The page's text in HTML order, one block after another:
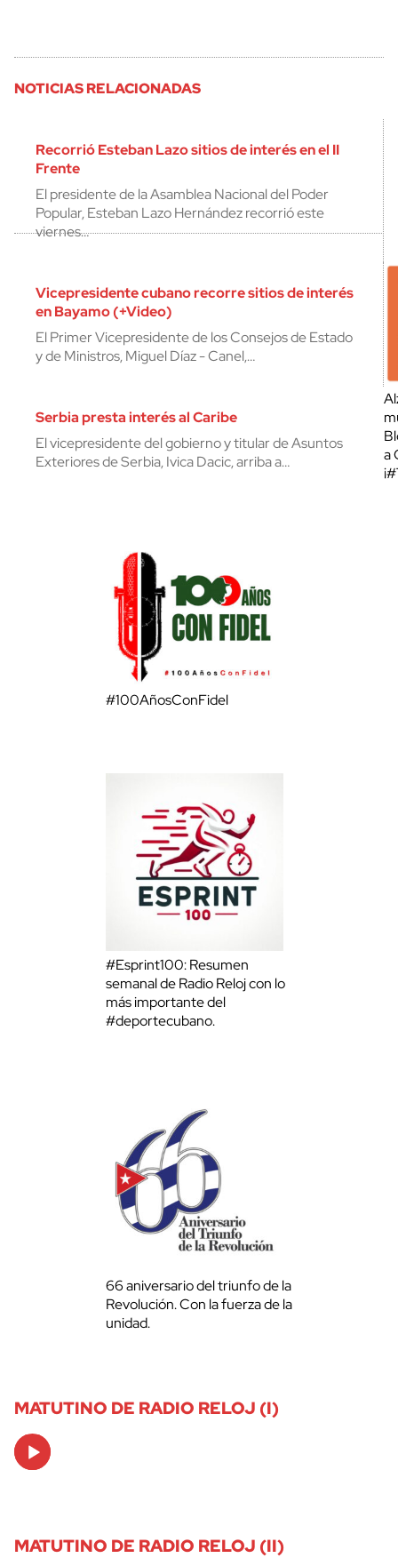
NOTICIAS RELACIONADAS
Recorrió Esteban Lazo sitios de interés en el II
Frente
El presidente de la Asamblea Nacional del Poder
Popular, Esteban Lazo Hernández recorrió este
viernes…
Vicepresidente cubano recorre sitios de interés
en Bayamo (+Video)
El Primer Vicepresidente de los Consejos de Estado
y de Ministros, Miguel Díaz - Canel,…
Serbia presta interés al Caribe
El vicepresidente del gobierno y titular de Asuntos
Exteriores de Serbia, Ivica Dacic, arriba a…
a
#100AñosConFidel
#Esprint100: Resumen
semanal de Radio Reloj con lo
más importante del
#deportecubano.
66 aniversario del triunfo de la
Revolución. Con la fuerza de la
unidad.
MATUTINO DE RADIO RELOJ (I)
Audio
Player
MATUTINO DE RADIO RELOJ (II)